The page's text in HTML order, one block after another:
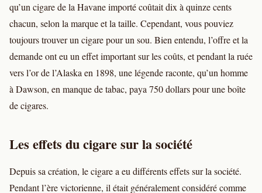
qu’un cigare de la Havane importé coûtait dix à quinze cents
chacun, selon la marque et la taille. Cependant, vous pouviez
toujours trouver un cigare pour un sou. Bien entendu, l’offre et la
demande ont eu un effet important sur les coûts, et pendant la ruée
vers l’or de l’Alaska en 1898, une légende raconte, qu’un homme
à Dawson, en manque de tabac, paya 750 dollars pour une boîte
de cigares.
Les effets du cigare sur la société
Depuis sa création, le cigare a eu différents effets sur la société.
Pendant l’ère victorienne, il était généralement considéré comme